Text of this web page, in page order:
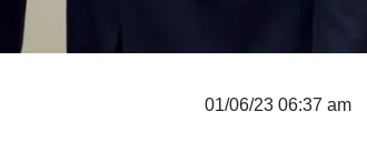
01/06/23 06:37 am